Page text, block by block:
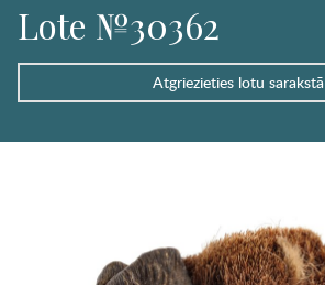
Lote №30362
Atgriezieties lotu sarakstā